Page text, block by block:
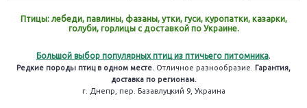
Птицы: лебеди, павлины, фазаны, утки, гуси, куропатки, казарки,
голуби, горлицы с доставкой по Украине.
Большой выбор популярных птиц из птичьего питомника.
Редкие породы птиц в одном месте. Отличное разнообразие. Гарантия,
доставка по регионам.
г. Днепр, пер. Базавлуцкий 9, Украина